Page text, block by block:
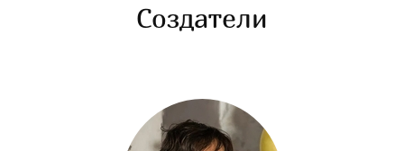
Создатели